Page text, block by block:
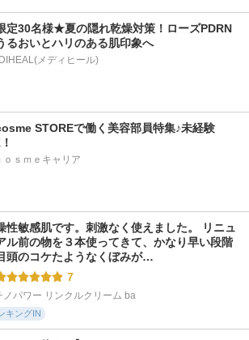
30名様★夏の隠れ乾燥対策！ローズPDRN
るおいとハリのある肌印象へ
メディヒール)
STOREで働く美容部員特集♪未経験
ｏｓｍｅキャリア
性敏感肌です。刺激なく使えました。 リニュ
ル前の物を３本使ってきて、かなり早い段階
頭のコケたようなくぼみが…
7
ノパワー リンクルクリーム ba
キングIN